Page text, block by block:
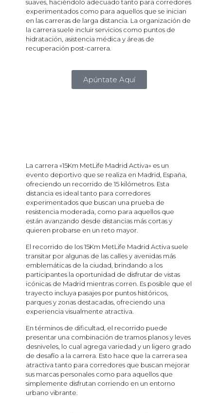
suaves, haciéndolo adecuado tanto para corredores
experimentados como para aquellos que se inician
en las carreras de larga distancia. La organización de
la carrera suele incluir servicios como puntos de
hidratación, asistencia médica y áreas de
recuperación post-carrera.
Apúntate Aquí
La carrera «15Km MetLife Madrid Activa» es un
evento deportivo que se realiza en Madrid, España,
ofreciendo un recorrido de 15 kilómetros. Esta
distancia es ideal tanto para corredores
experimentados que buscan una prueba de
resistencia moderada, como para aquellos que
están avanzando desde distancias más cortas y
quieren probarse en un reto mayor.
El recorrido de los 15Km MetLife Madrid Activa suele
transitar por algunas de las calles y avenidas más
emblemáticas de la ciudad, brindando a los
participantes la oportunidad de disfrutar de vistas
icónicas de Madrid mientras corren. Es posible que el
trayecto incluya pasajes por puntos históricos,
parques y zonas destacadas, ofreciendo una
experiencia visualmente atractiva.
En términos de dificultad, el recorrido puede
presentar una combinación de tramos planos y leves
desniveles, lo cual agrega variedad y un ligero grado
de desafío a la carrera. Esto hace que la carrera sea
atractiva tanto para corredores que buscan mejorar
sus marcas personales como para aquellos que
simplemente disfrutan corriendo en un entorno
urbano vibrante.